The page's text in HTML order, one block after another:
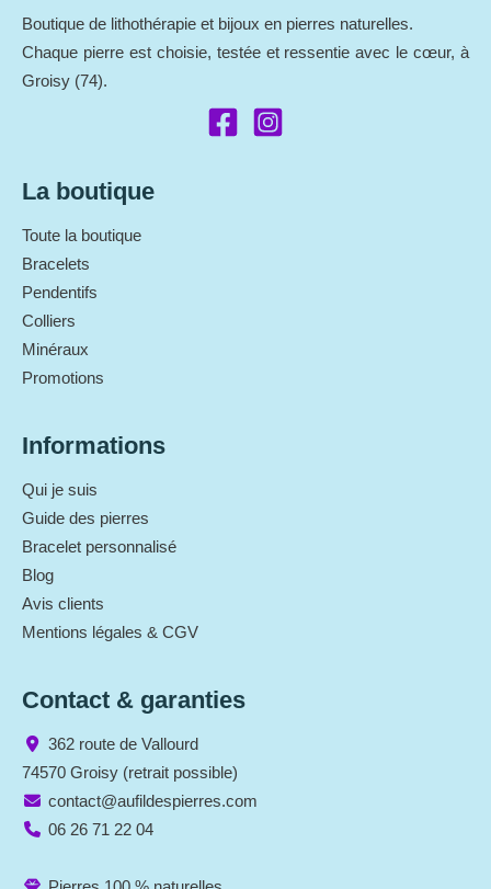
Boutique de lithothérapie et bijoux en pierres naturelles.
Chaque pierre est choisie, testée et ressentie avec le cœur, à
Groisy (74).
La boutique
Toute la boutique
Bracelets
Pendentifs
Colliers
Minéraux
Promotions
Informations
Qui je suis
Guide des pierres
Bracelet personnalisé
Blog
Avis clients
Mentions légales & CGV
Contact & garanties
362 route de Vallourd
74570 Groisy (retrait possible)
contact@aufildespierres.com
06 26 71 22 04